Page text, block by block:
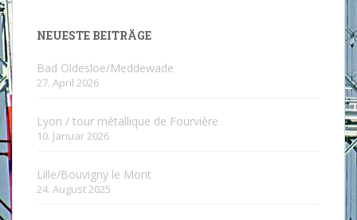
NEUESTE BEITRÄGE
Bad Oldesloe/Meddewade
27. April 2026
Lyon / tour métallique de Fourvière
10. Januar 2026
Lille/Bouvigny le Mont
24. August 2025